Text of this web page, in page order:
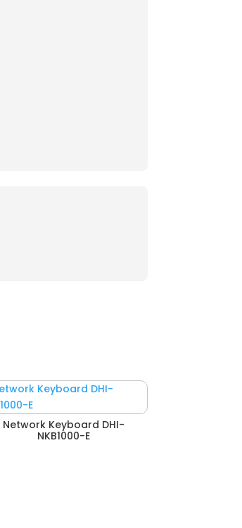
Network Keyboard DHI-
NKB1000-E